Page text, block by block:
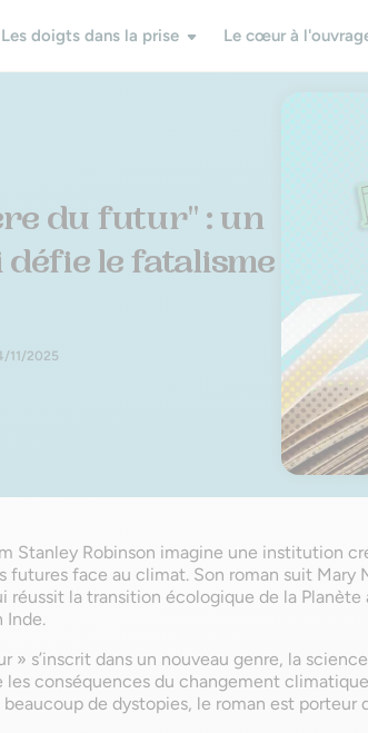
Les doigts dans la prise Le cœur à
du futur" : un
le fatalisme
11/2025
Stanley Robinson imagine une institution
futures face au climat. Son roman suit Mary
réussit la transition écologique de la Planète
Inde.
» s’inscrit dans un nouveau genre, la
conséquences du changement
de dystopies, le roman est porteur